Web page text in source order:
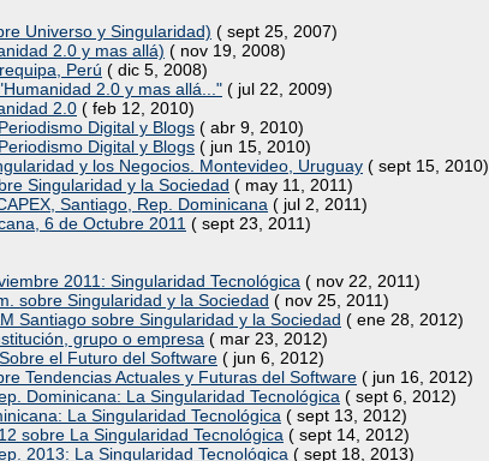
Universo y Singularidad) ( sept 25, 2007)
2.0 y mas allá) ( nov 19, 2008)
Perú ( dic 5, 2008)
2.0 y mas allá..." ( jul 22, 2009)
2.0 ( feb 12, 2010)
Digital y Blogs ( abr 9, 2010)
Digital y Blogs ( jun 15, 2010)
y los Negocios. Montevideo, Uruguay ( sept 15, 2010)
Singularidad y la Sociedad ( may 11, 2011)
Santiago, Rep. Dominicana ( jul 2, 2011)
6 de Octubre 2011 ( sept 23, 2011)
2011: Singularidad Tecnológica ( nov 22, 2011)
sobre Singularidad y la Sociedad ( nov 25, 2011)
Santiago sobre Singularidad y la Sociedad ( ene 28, 2012)
grupo o empresa ( mar 23, 2012)
el Futuro del Software ( jun 6, 2012)
Tendencias Actuales y Futuras del Software ( jun 16, 2012)
Dominicana: La Singularidad Tecnológica ( sept 6, 2012)
La Singularidad Tecnológica ( sept 13, 2012)
sobre La Singularidad Tecnológica ( sept 14, 2012)
2013: La Singularidad Tecnológica ( sept 18, 2013)